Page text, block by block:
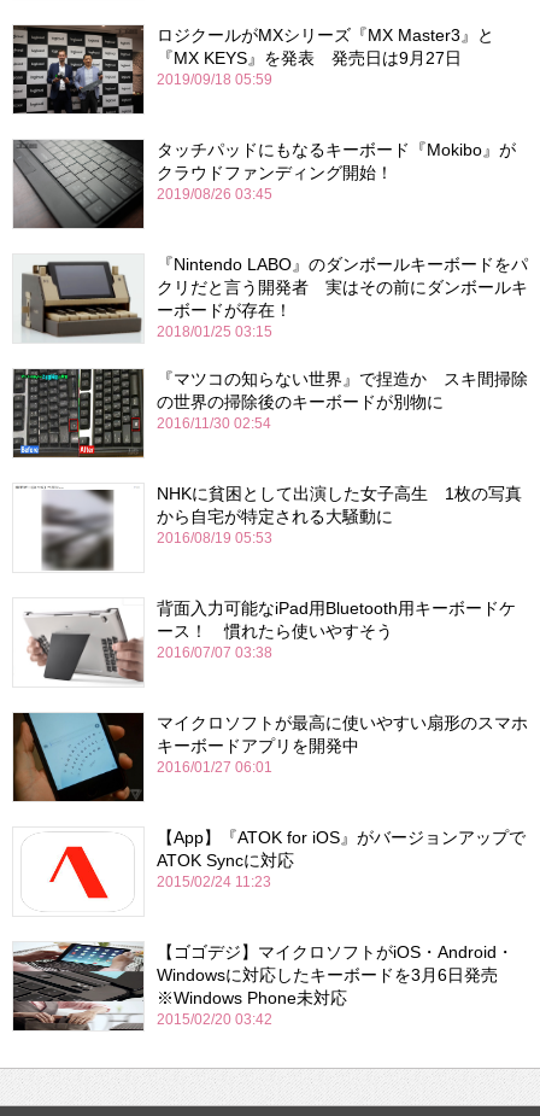
ロジクールがMXシリーズ『MX Master3』と
『MX KEYS』を発表 発売日は9月27日
2019/09/18 05:59
タッチパッドにもなるキーボード『Mokibo』が
クラウドファンディング開始！
2019/08/26 03:45
『Nintendo LABO』のダンボールキーボードをパ
クリだと言う開発者 実はその前にダンボールキ
ーボードが存在！
2018/01/25 03:15
『マツコの知らない世界』で捏造か スキ間掃除
の世界の掃除後のキーボードが別物に
2016/11/30 02:54
NHKに貧困として出演した女子高生 1枚の写真
から自宅が特定される大騒動に
2016/08/19 05:53
背面入力可能なiPad用Bluetooth用キーボードケ
ース！ 慣れたら使いやすそう
2016/07/07 03:38
マイクロソフトが最高に使いやすい扇形のスマホ
キーボードアプリを開発中
2016/01/27 06:01
【App】『ATOK for iOS』がバージョンアップで
ATOK Syncに対応
2015/02/24 11:23
【ゴゴデジ】マイクロソフトがiOS・Android・
Windowsに対応したキーボードを3月6日発売
※Windows Phone未対応
2015/02/20 03:42